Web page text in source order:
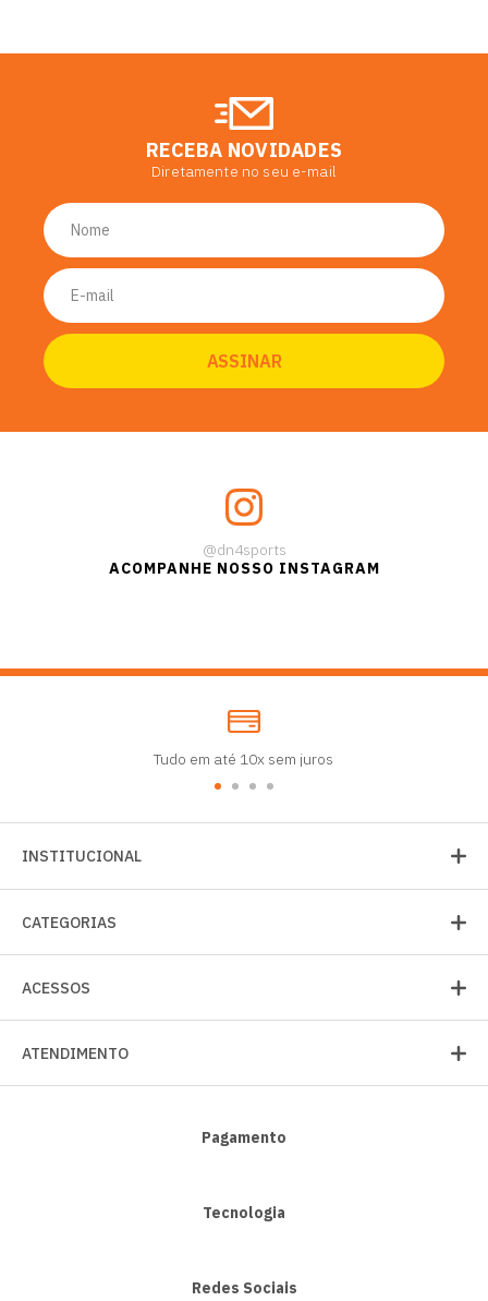
RECEBA NOVIDADES
Diretamente no seu e-mail
@dn4sports
ACOMPANHE NOSSO INSTAGRAM
Tudo em até 10x sem juros
INSTITUCIONAL
CATEGORIAS
ACESSOS
ATENDIMENTO
Pagamento
Tecnologia
Redes Sociais